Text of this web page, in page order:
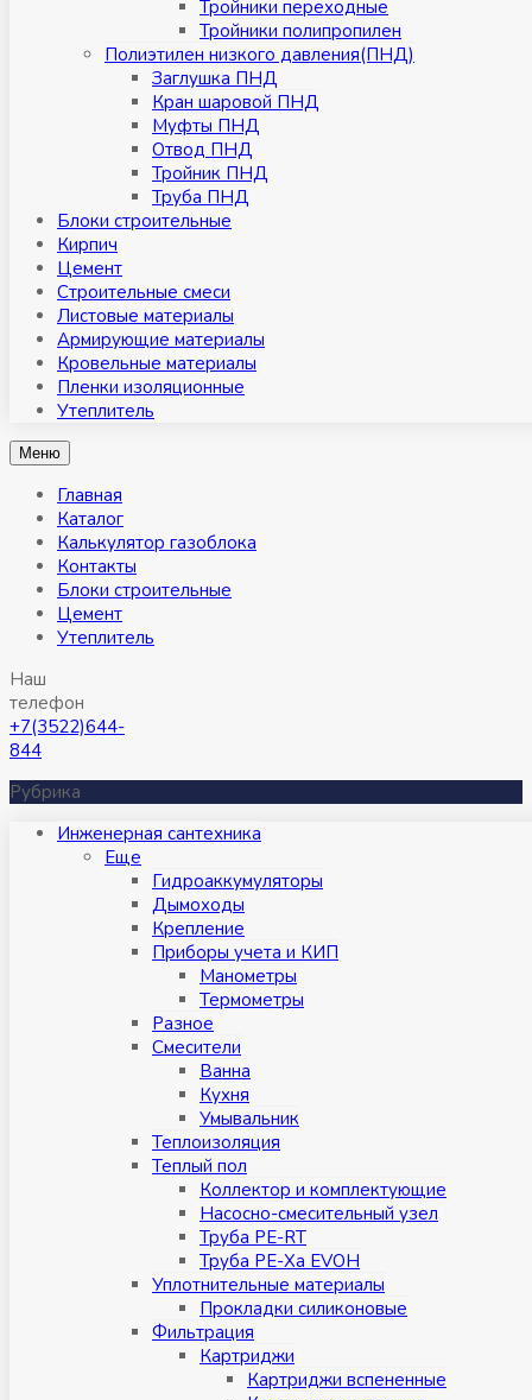
Тройники переходные
Тройники полипропилен
Полиэтилен низкого давления(ПНД)
Заглушка ПНД
Кран шаровой ПНД
Муфты ПНД
Отвод ПНД
Тройник ПНД
Труба ПНД
Блоки строительные
Кирпич
Цемент
Строительные смеси
Листовые материалы
Армирующие материалы
Кровельные материалы
Пленки изоляционные
Утеплитель
Меню
Главная
Каталог
Калькулятор газоблока
Контакты
Блоки строительные
Цемент
Утеплитель
Наш
телефон
+7(3522)644-
844
Рубрика
Инженерная сантехника
Eще
Гидроаккумуляторы
Дымоходы
Крепление
Приборы учета и КИП
Манометры
Термометры
Разное
Смесители
Ванна
Кухня
Умывальник
Теплоизоляция
Теплый пол
Коллектор и комплектующие
Насосно-смесительный узел
Труба PE-RT
Труба PE-Xa EVOH
Уплотнительные материалы
Прокладки силиконовые
Фильтрация
Картриджи
Картриджи вспененные